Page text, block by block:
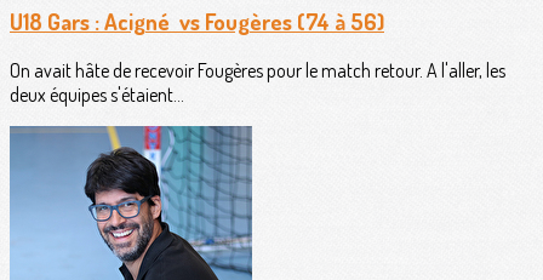
U18 Gars : Acigné vs Fougères (74 à 56)
On avait hâte de recevoir Fougères pour le match retour. A l'aller, les
deux équipes s'étaient...